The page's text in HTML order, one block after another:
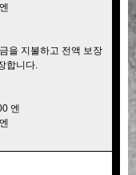
을 지불하고 전액 보장
합니다.
엔